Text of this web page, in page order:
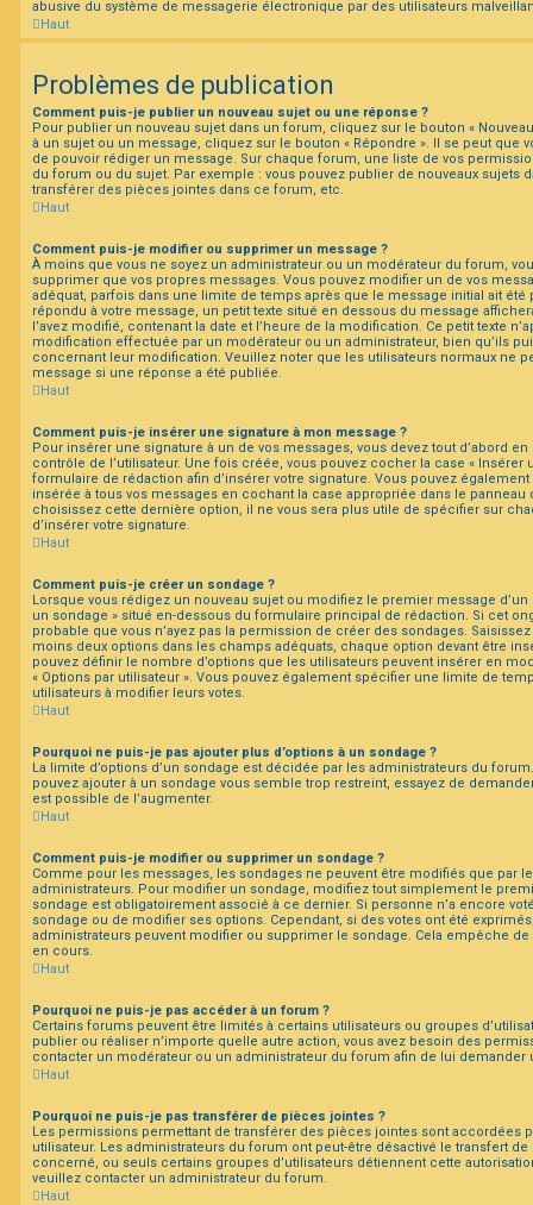
abusive du système de messagerie électronique par des utilisateurs
Haut
Problèmes de publication
Comment puis-je publier un nouveau sujet ou une réponse ?
Pour publier un nouveau sujet dans un forum, cliquez sur le bouton «
à un sujet ou un message, cliquez sur le bouton « Répondre ». Il se peut que
de pouvoir rédiger un message. Sur chaque forum, une liste de vos
du forum ou du sujet. Par exemple : vous pouvez publier de nouveaux sujets
transférer des pièces jointes dans ce forum, etc.
Haut
Comment puis-je modifier ou supprimer un message ?
À moins que vous ne soyez un administrateur ou un modérateur du forum,
supprimer que vos propres messages. Vous pouvez modifier un de vos
adéquat, parfois dans une limite de temps après que le message initial ait été
répondu à votre message, un petit texte situé en dessous du message
l’avez modifié, contenant la date et l’heure de la modification. Ce petit texte
modification effectuée par un modérateur ou un administrateur, bien qu’ils
concernant leur modification. Veuillez noter que les utilisateurs normaux ne
message si une réponse a été publiée.
Haut
Comment puis-je insérer une signature à mon message ?
Pour insérer une signature à un de vos messages, vous devez tout d’abord
contrôle de l’utilisateur. Une fois créée, vous pouvez cocher la case « Insérer
formulaire de rédaction afin d’insérer votre signature. Vous pouvez
insérée à tous vos messages en cochant la case appropriée dans le panneau
choisissez cette dernière option, il ne vous sera plus utile de spécifier sur
d’insérer votre signature.
Haut
Comment puis-je créer un sondage ?
Lorsque vous rédigez un nouveau sujet ou modifiez le premier message d’un
un sondage » situé en-dessous du formulaire principal de rédaction. Si cet
probable que vous n’ayez pas la permission de créer des sondages.
moins deux options dans les champs adéquats, chaque option devant être
pouvez définir le nombre d’options que les utilisateurs peuvent insérer en
« Options par utilisateur ». Vous pouvez également spécifier une limite de
utilisateurs à modifier leurs votes.
Haut
Pourquoi ne puis-je pas ajouter plus d’options à un sondage ?
La limite d’options d’un sondage est décidée par les administrateurs du
pouvez ajouter à un sondage vous semble trop restreint, essayez de
est possible de l’augmenter.
Haut
Comment puis-je modifier ou supprimer un sondage ?
Comme pour les messages, les sondages ne peuvent être modifiés que par
administrateurs. Pour modifier un sondage, modifiez tout simplement le
sondage est obligatoirement associé à ce dernier. Si personne n’a encore
sondage ou de modifier ses options. Cependant, si des votes ont été
administrateurs peuvent modifier ou supprimer le sondage. Cela empêche
en cours.
Haut
Pourquoi ne puis-je pas accéder à un forum ?
Certains forums peuvent être limités à certains utilisateurs ou groupes
publier ou réaliser n’importe quelle autre action, vous avez besoin des
contacter un modérateur ou un administrateur du forum afin de lui demander
Haut
Pourquoi ne puis-je pas transférer de pièces jointes ?
Les permissions permettant de transférer des pièces jointes sont accordées
utilisateur. Les administrateurs du forum ont peut-être désactivé le transfert
concerné, ou seuls certains groupes d’utilisateurs détiennent cette
veuillez contacter un administrateur du forum.
Haut